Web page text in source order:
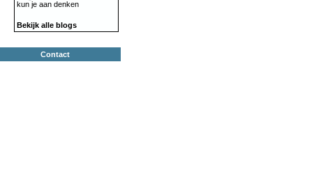
kun je aan denken
Bekijk alle blogs
Contact